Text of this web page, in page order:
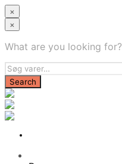
×
×
What are you looking for?